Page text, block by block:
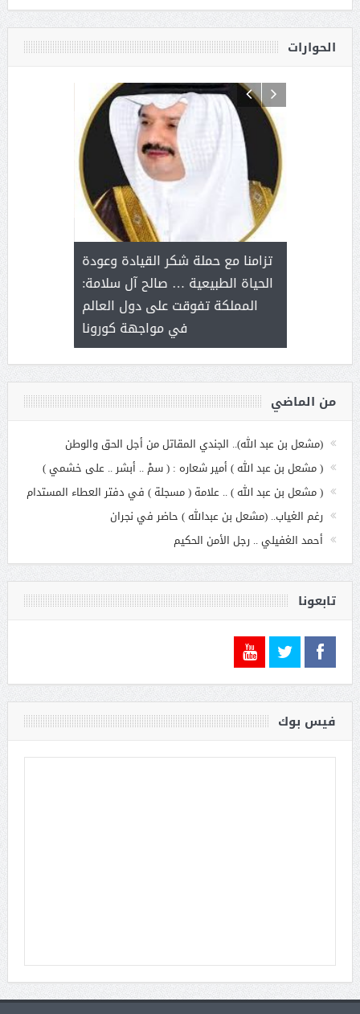
الحوارات
مع
بنت
تزامنا مع حملة شكر القيادة وعودة
الحياة الطبيعية … صالح آل سلامة:
المملكة تفوقت على دول العالم
في مواجهة كورونا
آل شرمه:
هي أساس
من الماضي
(مشعل بن عبد الله).. الجندي المقاتل من أجل الحق والوطن
( مشعل بن عبد الله ) أمير شعاره : ( سمْ .. أبشر .. على خشمي )
( مشعل بن عبد الله ) .. علامة ( مسجلة ) في دفتر العطاء المستدام
رغم الغياب.. (مشعل بن عبدالله ) حاضر في نجران
أحمد الغفيلي .. رجل الأمن الحكيم
تابعونا
فيس بوك